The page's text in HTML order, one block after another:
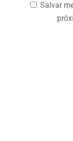
Salvar